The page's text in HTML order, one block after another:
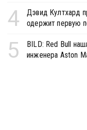
4
Дэвид Култхард
одержит первую
5
BILD: Red Bull
инженера Aston